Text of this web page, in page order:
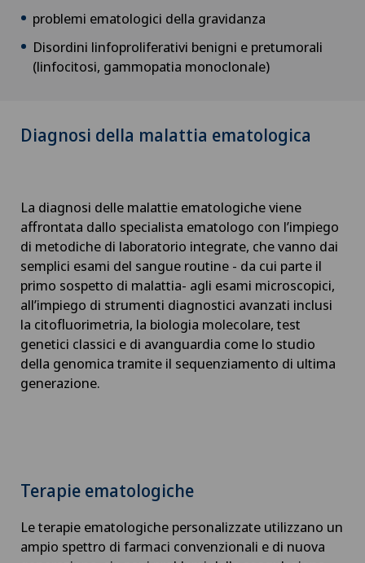
problemi ematologici della gravidanza
Disordini linfoproliferativi benigni e pretumorali
(linfocitosi, gammopatia monoclonale)
Diagnosi della malattia ematologica
La diagnosi delle malattie ematologiche viene
affrontata dallo specialista ematologo con l’impiego
di metodiche di laboratorio integrate, che vanno dai
semplici esami del sangue routine - da cui parte il
primo sospetto di malattia- agli esami microscopici,
all’impiego di strumenti diagnostici avanzati inclusi
la citofluorimetria, la biologia molecolare, test
genetici classici e di avanguardia come lo studio
della genomica tramite il sequenziamento di ultima
generazione.
Terapie ematologiche
Le terapie ematologiche personalizzate utilizzano un
ampio spettro di farmaci convenzionali e di nuova